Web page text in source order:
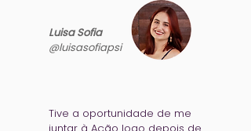
Luisa Sofia
@luisasofiapsi
Tive a oportunidade de me